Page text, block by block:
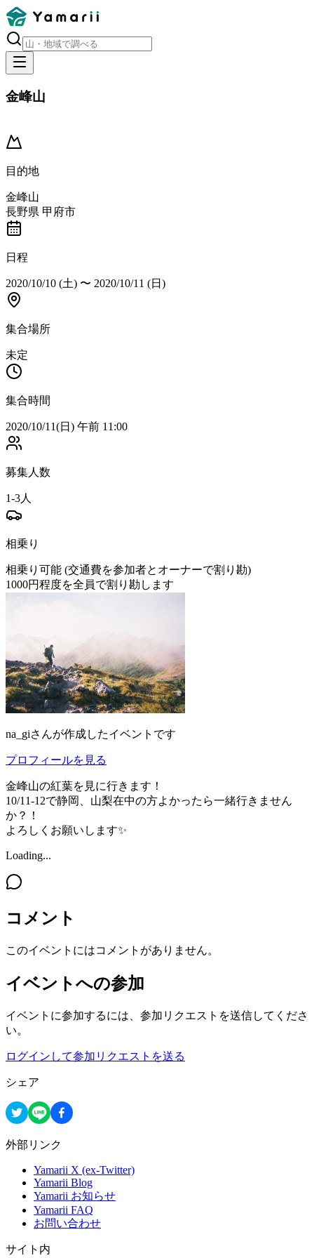
金峰山
目的地
金峰山
長野県 甲府市
日程
2020/10/10 (土) 〜 2020/10/11 (日)
集合場所
未定
集合時間
2020/10/11(日) 午前 11:00
募集人数
1-3人
相乗り
相乗り可能 (交通費を参加者とオーナーで割り勘)
1000円程度を全員で割り勘します
na_giさんが作成したイベントです
プロフィールを見る
金峰山の紅葉を見に行きます！
10/11-12で静岡、山梨在中の方よかったら一緒行きません
か？！
よろしくお願いします✨
Loading...
コメント
このイベントにはコメントがありません。
イベントへの参加
イベントに参加するには、参加リクエストを送信してくださ
い。
ログインして参加リクエストを送る
シェア
外部リンク
Yamarii X (ex-Twitter)
Yamarii Blog
Yamarii お知らせ
Yamarii FAQ
お問い合わせ
サイト内